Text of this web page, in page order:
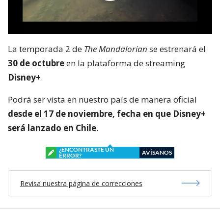
La temporada 2 de The Mandalorian se estrenará el
30 de octubreen la plataforma de streaming
Disney+.
Podrá ser vista en nuestro país de manera oficial
desde el 17 de noviembre, fecha en que Disney+
será lanzado en Chile.
¿ENCONTRASTE UN
ERROR?
AVÍSANOS
Revisa nuestra página de correcciones